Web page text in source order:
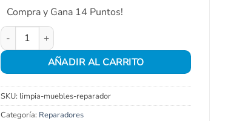
Compra y Gana 14 Puntos!
Limpia muebles reparador cantidad
AÑADIR AL CARRITO
SKU: limpia-muebles-reparador
Categoría: Reparadores